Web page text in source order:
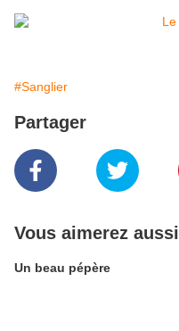
#Sanglier
Partager
Vous aimerez aussi
Un beau pépère